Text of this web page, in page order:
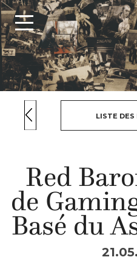
LISTE DES
Red
de
Basé du